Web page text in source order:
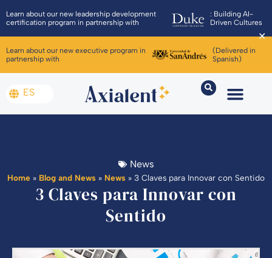
Learn about our new leadership development
certification program in partnership with
: Building AI-
Driven Cultures
Learn about our new executive program in
partnership with
(Delivered in
Spanish)
✕
ES
News
Home » Blog and News » News » 3 Claves para Innovar con Sentido
3 Claves para Innovar con
Sentido